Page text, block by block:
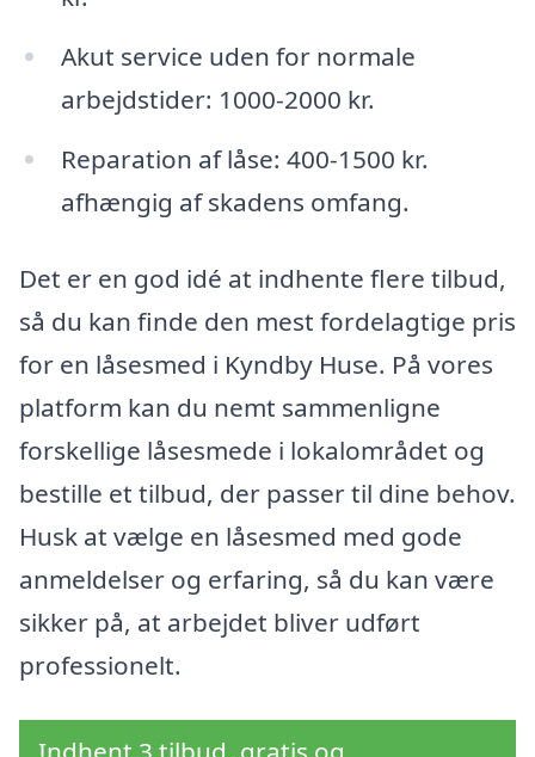
Akut service uden for normale
arbejdstider: 1000-2000 kr.
Reparation af låse: 400-1500 kr.
afhængig af skadens omfang.
Det er en god idé at indhente flere tilbud,
så du kan finde den mest fordelagtige pris
for en låsesmed i Kyndby Huse. På vores
platform kan du nemt sammenligne
forskellige låsesmede i lokalområdet og
bestille et tilbud, der passer til dine behov.
Husk at vælge en låsesmed med gode
anmeldelser og erfaring, så du kan være
sikker på, at arbejdet bliver udført
professionelt.